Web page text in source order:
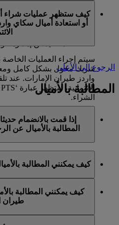
يستخدمون حسابا شخصيا في
الإمارات ولا تنطبق على
لا يمكن شراء أميال سكاي
العائلة، كما لا يمكن إهداؤها أو
كيف ستظهر عمليات شراء أو
أو استعادة أميال سكاي
شريك مخول بشكل كامل
واردز طيران الإمارات.
الشراء.
يرجى زيارة هذهالصفحة
الرجوع إلى الأعلى
المطالبة بالأميال
إذا قمت بالانضمام
المطالبة بالأميال عن
نعم، يمكن للأعضاء الجدد
التي تم القيام بها مع
قبل ما يصل إلى شهرين من
ومع ذلك، فإن أي معاملات
كيف يمكنني المطالبة
تسجيل الدخول وإرسال
كيف يمكنني المطالبة
طيران